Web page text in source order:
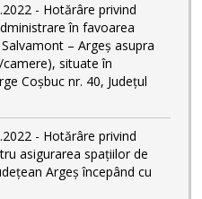
- Hotărâre privind
în favoarea
– Argeș asupra
situate în
Coșbuc nr. 40, Județul
- Hotărâre privind
asigurarea spațiilor de
Argeș începând cu